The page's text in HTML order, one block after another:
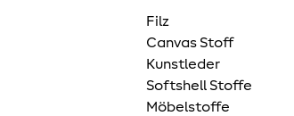
Filz
Canvas Stoff
Kunstleder
Softshell Stoffe
Möbelstoffe